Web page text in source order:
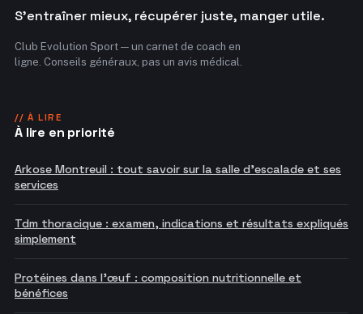
S'entraîner mieux, récupérer juste, manger utile.
Club Evolution Sport — un carnet de coach en
ligne. Conseils généraux, pas un avis médical.
// À LIRE
À lire en priorité
Arkose Montreuil : tout savoir sur la salle d'escalade et ses
services
Tdm thoracique : examen, indications et résultats expliqués
simplement
Protéines dans l'œuf : composition nutritionnelle et
bénéfices